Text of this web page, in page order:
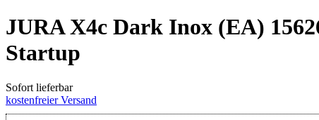
JURA X4c Dark Inox (EA)
Startup
Sofort lieferbar
kostenfreier Versand